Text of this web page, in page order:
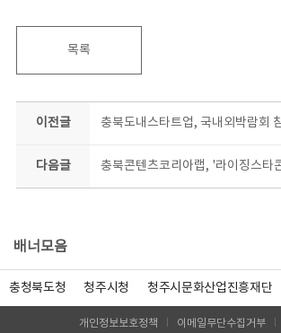
목록
이전글 충북도내스타트업, 국내외박람회
다음글 충북콘텐츠코리아랩, '라이징스타
배너모음
충청북도청 청주시청 청주시문화산업진흥재단
개인정보보호정책 이메일무단수집거부